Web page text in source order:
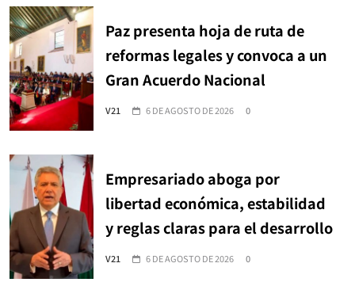
Paz presenta hoja de ruta de
reformas legales y convoca a un
Gran Acuerdo Nacional
V21 6 DE AGOSTO DE 2026 0
Empresariado aboga por
libertad económica, estabilidad
y reglas claras para el desarrollo
V21 6 DE AGOSTO DE 2026 0